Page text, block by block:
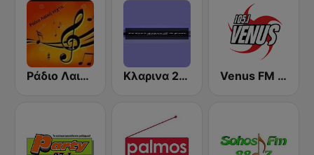
Ράδιο Λαική Νυχτα Kλαρινα 24 FM Venus FM 105.1